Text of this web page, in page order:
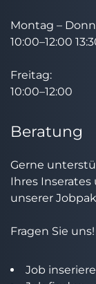
Montag –
10:00–12:00
Freitag:
10:00–12:00
Beratung
Gerne
Ihres
unserer
Fragen Sie uns!
Job